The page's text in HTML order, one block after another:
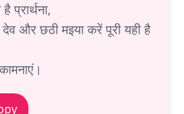
प्रार्थना,
देव और छठी मइया करें पूरी यही है